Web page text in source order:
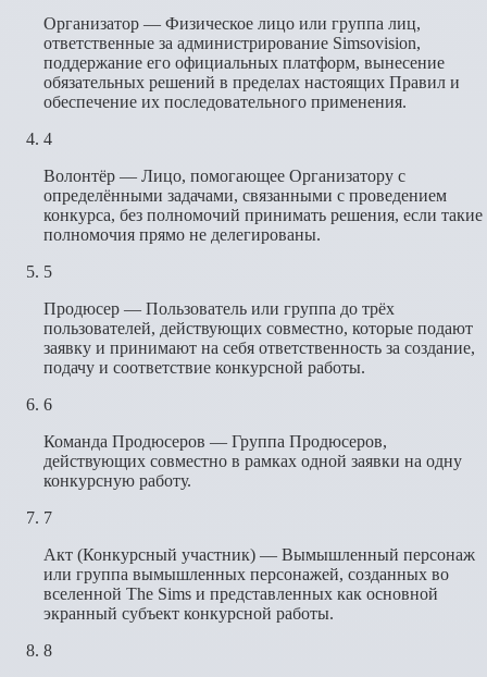
Организатор — Физическое лицо или группа лиц,
ответственные за администрирование Simsovision,
поддержание его официальных платформ, вынесение
обязательных решений в пределах настоящих Правил и
обеспечение их последовательного применения.
4
Волонтёр — Лицо, помогающее Организатору с
определёнными задачами, связанными с проведением
конкурса, без полномочий принимать решения, если такие
полномочия прямо не делегированы.
5
Продюсер — Пользователь или группа до трёх
пользователей, действующих совместно, которые подают
заявку и принимают на себя ответственность за создание,
подачу и соответствие конкурсной работы.
6
Команда Продюсеров — Группа Продюсеров,
действующих совместно в рамках одной заявки на одну
конкурсную работу.
7
Акт (Конкурсный участник) — Вымышленный персонаж
или группа вымышленных персонажей, созданных во
вселенной The Sims и представленных как основной
экранный субъект конкурсной работы.
8